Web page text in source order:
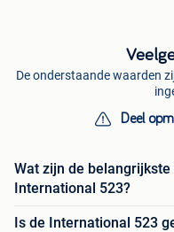
De onderstaande waarden
Deel
Wat zijn de
International 523?
Is de International 523